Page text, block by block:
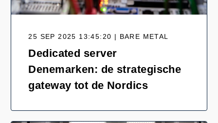
25 SEP 2025 13:45:20 | BARE METAL
Dedicated server
Denemarken: de strategische
gateway tot de Nordics